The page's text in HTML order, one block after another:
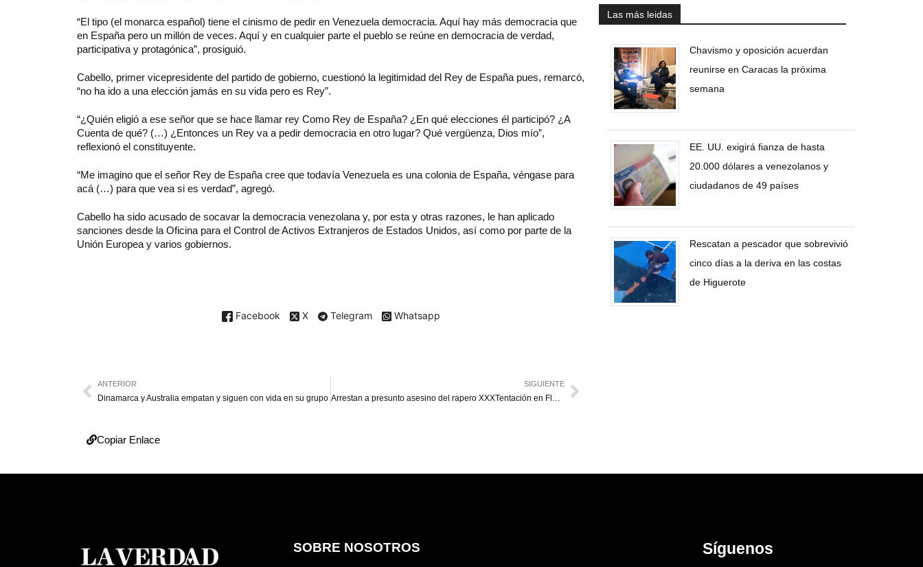
“El tipo (el monarca español) tiene el cinismo de pedir en Venezuela democracia. Aquí hay más democracia que
en España pero un millón de veces. Aquí y en cualquier parte el pueblo se reúne en democracia de verdad,
participativa y protagónica”, prosiguió.
Cabello, primer vicepresidente del partido de gobierno, cuestionó la legitimidad del Rey de España pues, remarcó,
“no ha ido a una elección jamás en su vida pero es Rey”.
“¿Quién eligió a ese señor que se hace llamar rey Como Rey de España? ¿En qué elecciones él participó? ¿A
Cuenta de qué? (…) ¿Entonces un Rey va a pedir democracia en otro lugar? Qué vergüenza, Dios mío”,
reflexionó el constituyente.
“Me imagino que el señor Rey de España cree que todavía Venezuela es una colonia de España, véngase para
acá (…) para que vea si es verdad”, agregó.
Cabello ha sido acusado de socavar la democracia venezolana y, por esta y otras razones, le han aplicado
sanciones desde la Oficina para el Control de Activos Extranjeros de Estados Unidos, así como por parte de la
Unión Europea y varios gobiernos.
Facebook X Telegram Whatsapp
Las más leidas
Chavismo y oposición acuerdan
reunirse en Caracas la próxima
semana
EE. UU. exigirá fianza de hasta
20.000 dólares a venezolanos y
ciudadanos de 49 países
Rescatan a pescador que sobrevivió
cinco días a la deriva en las costas
de Higuerote
ANTERIOR
Dinamarca y Australia empatan y siguen con vida en su grupo
SIGUIENTE
Arrestan a presunto asesino del rapero XXXTentación en Florida
Copiar Enlace
SOBRE NOSOTROS Síguenos